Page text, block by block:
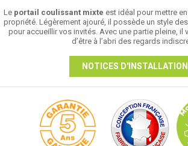
Le portail coulissant mixte est idéal pour mettre
propriété. Légèrement ajouré, il possède un style
pour accueillir vos invités. Avec une partie pleine,
d’être à l’abri des regards
NOTICES D'INSTALLATION